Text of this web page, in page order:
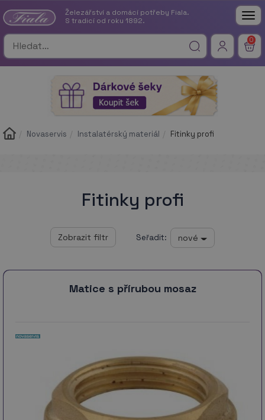
Železářství a domácí potřeby Fiala.
S tradicí od roku 1892.
0
Novaservis Instalatérský materiál Fitinky profi
Fitinky profi
Seřadit: nové
Matice s přírubou mosaz